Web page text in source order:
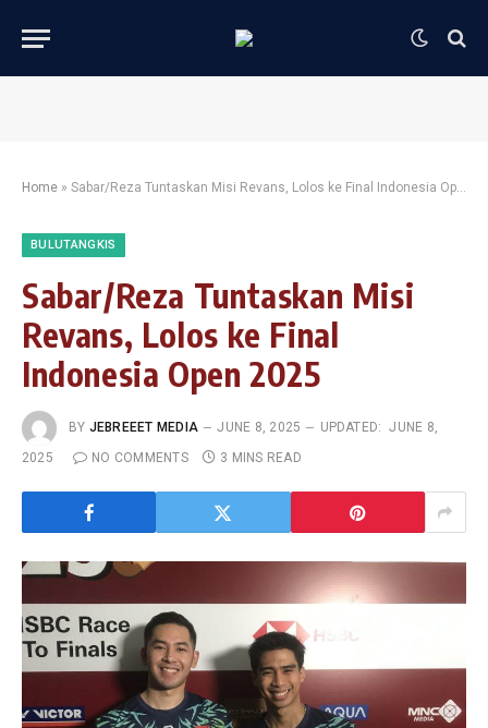
Home » Sabar/Reza Tuntaskan Misi Revans, Lolos ke Final Indonesia Open 2025
BULUTANGKIS
Sabar/Reza Tuntaskan Misi
Revans, Lolos ke Final
Indonesia Open 2025
BY JEBREEET MEDIA JUNE 8, 2025 UPDATED:
JUNE 8,
2025
NO COMMENTS 3 MINS READ